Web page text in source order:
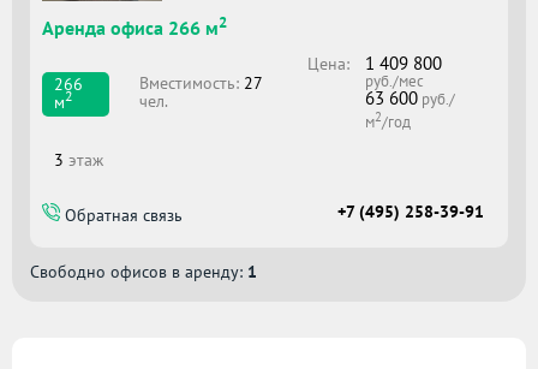
Аренда офиса 266 м2
266
м2
Вместимоcть: 27
чел.
Цена: 1 409 800
руб./мес
63 600руб./
м2/год
3 этаж
Обратная связь +7 (495) 258-39-91
Свободно офисов в аренду: 1